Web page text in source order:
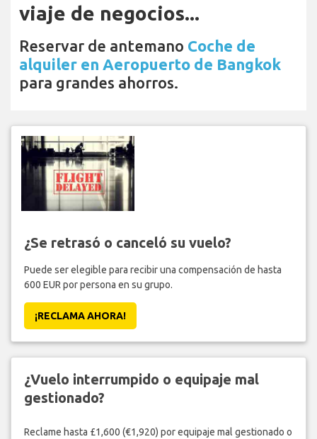
viaje de negocios...
Reservar de antemano Coche de
alquiler en Aeropuerto de Bangkok
para grandes ahorros.
¿Se retrasó o canceló su vuelo?
Puede ser elegible para recibir una compensación de hasta
600 EUR por persona en su grupo.
¡RECLAMA AHORA!
¿Vuelo interrumpido o equipaje mal
gestionado?
Reclame hasta £1,600 (€1,920) por equipaje mal gestionado o